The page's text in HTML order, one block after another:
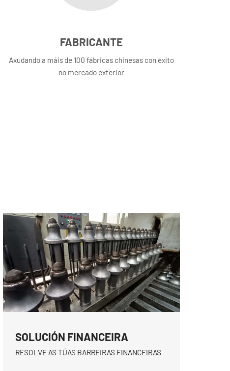
FABRICANTE
Axudando a máis de 100 fábricas chinesas con éxito
no mercado exterior
SOLUCIÓN FINANCEIRA
RESOLVE AS TÚAS BARREIRAS FINANCEIRAS